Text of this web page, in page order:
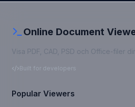
Online Document
Visa PDF, CAD, PSD och Office-filer
Built for developers
Popular Viewers